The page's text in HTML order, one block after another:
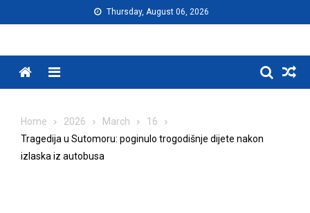
to
Thursday, August 06, 2026
Menu
Home 2026 March
16
Tragedija u Sutomoru: poginulo trogodišnje dijete nakon
izlaska iz autobusa